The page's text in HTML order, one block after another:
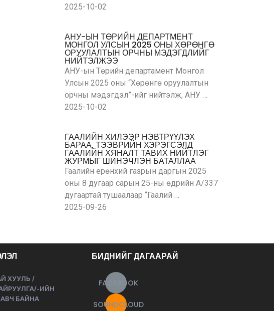
2025-10-02
АНУ-ЫН ТӨРИЙН ДЕПАРТМЕНТ
МОНГОЛ УЛСЫН 2025 ОНЫ ХӨРӨНГӨ
ОРУУЛАЛТЫН ОРЧНЫ МЭДЭГДЛИЙГ
НИЙТЭЛЖЭЭ
АНУ-ын Төрийн департамент Монгол
Улсын 2025 оны “Хөрөнгө оруулалтын
орчны мэдэгдэл”-ийг нийтэлж, АНУ …
2025-10-02
ГААЛИЙН ХИЛЭЭР НЭВТРҮҮЛЭХ
БАРАА, ТЭЭВРИЙН ХЭРЭГСЭЛД
ГААЛИЙН ХЯНАЛТ ТАВИХ НИЙТЛЭГ
ЖУРМЫГ ШИНЭЧЛЭН БАТАЛЛАА
Гаалийн ерөнхий газрын даргын 2025
оны 8 дугаар сарын 25-ны өдрийн А/337
дугаартай тушаалаар “Гаалий …
2025-09-26
ХУУЛЬ /
ИЙН
БАЙНА
БИДНИЙГ ДАГААРАЙ
FACEBOOK
SOUNDCLOUD